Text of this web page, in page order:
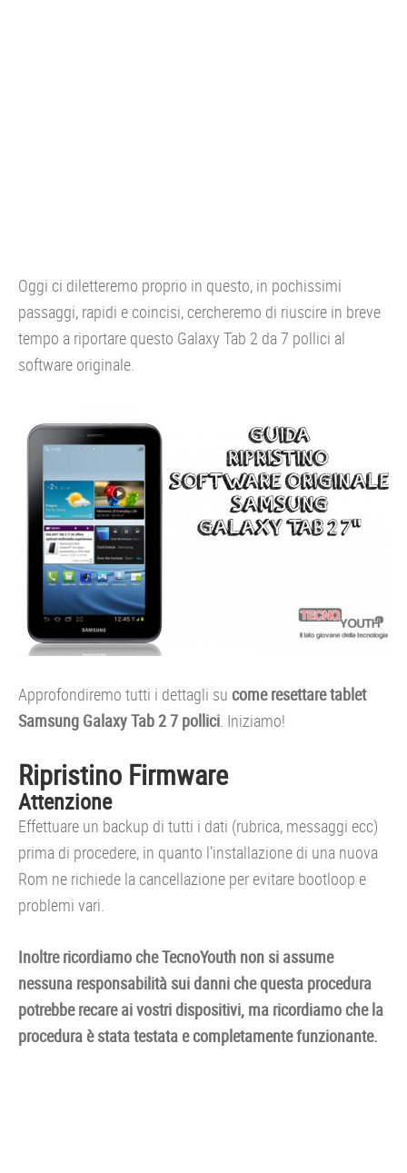
Oggi ci diletteremo proprio in questo, in pochissimi
passaggi, rapidi e coincisi, cercheremo di riuscire in breve
tempo a riportare questo Galaxy Tab 2 da 7 pollici al
software originale.
Approfondiremo tutti i dettagli su come resettare tablet
Samsung Galaxy Tab 2 7 pollici. Iniziamo!
Ripristino Firmware
Attenzione
Effettuare un backup di tutti i dati (rubrica, messaggi ecc)
prima di procedere, in quanto l’installazione di una nuova
Rom ne richiede la cancellazione per evitare bootloop e
problemi vari.
Inoltre ricordiamo che TecnoYouth non si assume
nessuna responsabilità sui danni che questa procedura
potrebbe recare ai vostri dispositivi, ma ricordiamo che la
procedura è stata testata e completamente funzionante.